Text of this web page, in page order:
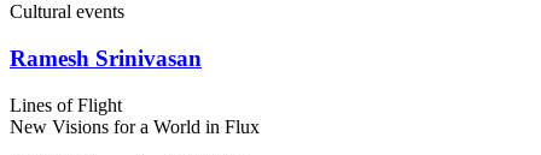
Cultural events
Ramesh Srinivasan
Lines of Flight
New Visions for a World in Flux